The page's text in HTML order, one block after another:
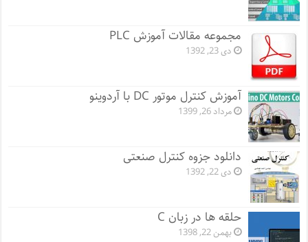
مجموعه مقالات آموزش PLC
دی 23, 1392
آموزش کنترل موتور DC با آردوینو
مرداد 26, 1399
دانلود جزوه کنترل صنعتی
دی 22, 1392
حلقه ها در زبان C
بهمن 22, 1398